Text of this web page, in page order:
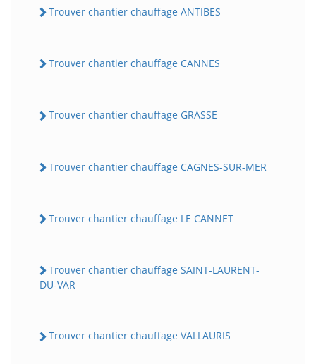
Trouver chantier chauffage ANTIBES
Trouver chantier chauffage CANNES
Trouver chantier chauffage GRASSE
Trouver chantier chauffage CAGNES-SUR-MER
Trouver chantier chauffage LE CANNET
Trouver chantier chauffage SAINT-LAURENT-
DU-VAR
Trouver chantier chauffage VALLAURIS